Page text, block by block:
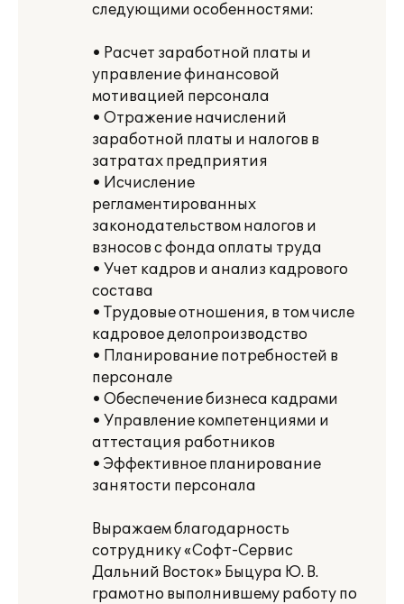
следующими особенностями:
• Расчет заработной платы и
управление финансовой
мотивацией персонала
• Отражение начислений
заработной платы и налогов в
затратах предприятия
• Исчисление
регламентированных
законодательством налогов и
взносов с фонда оплаты труда
• Учет кадров и анализ кадрового
состава
• Трудовые отношения, в том числе
кадровое делопроизводство
• Планирование потребностей в
персонале
• Обеспечение бизнеса кадрами
• Управление компетенциями и
аттестация работников
• Эффективное планирование
занятости персонала
Выражаем благодарность
сотруднику «Софт-Сервис
Дальний Восток» Быцура Ю. В.
грамотно выполнившему работу по